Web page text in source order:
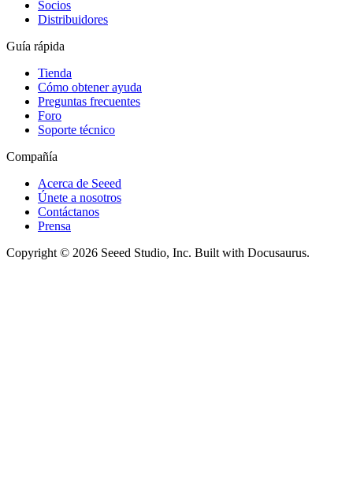
Socios
Distribuidores
Guía rápida
Tienda
Cómo obtener ayuda
Preguntas frecuentes
Foro
Soporte técnico
Compañía
Acerca de Seeed
Únete a nosotros
Contáctanos
Prensa
Copyright © 2026 Seeed Studio, Inc. Built with Docusaurus.